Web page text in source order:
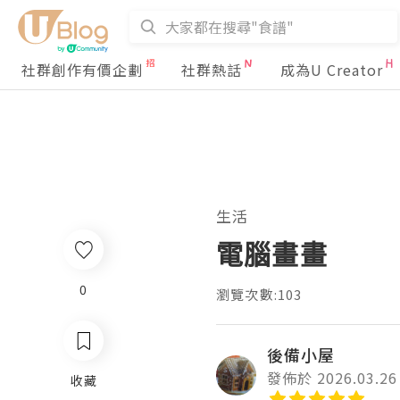
社群創作有價企劃 社群熱話 成為U Creator
生活
電腦畫畫
瀏覽次數:103
後備小屋
發佈於 2026.03.26
0
收藏